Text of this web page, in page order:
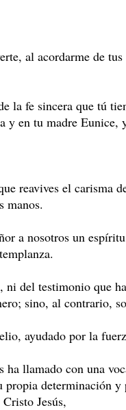
al acordarme de
la fe sincera que tú
y en tu madre Eunice,
reavives el carisma
manos.
a nosotros un
ni del testimonio que
sino, al contrario,
ayudado por la
ha llamado con una
propia determinación
Jesús,